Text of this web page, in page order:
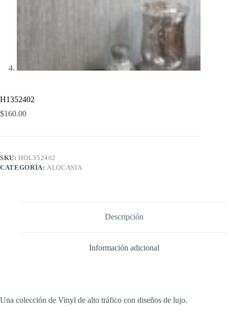
H1352402
$160.00
SKU:HOL352402
CATEGORÍA: ALOCASIA
Descripción
Información adicional
Una colección de Vinyl de alto tráfico con diseños de lujo.